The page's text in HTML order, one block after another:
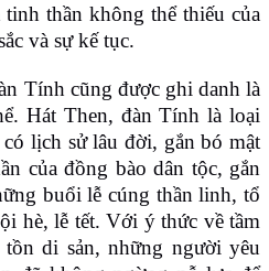
thần không thể thiếu của
và sự kế tục.
Tính cũng được ghi danh là
Hát Then, đàn Tính là loại
lịch sử lâu đời, gắn bó mật
của đồng bào dân tộc, gắn
buổi lễ cúng thần linh, tổ
hè, lễ tết. Với ý thức về tầm
di sản, những người yêu